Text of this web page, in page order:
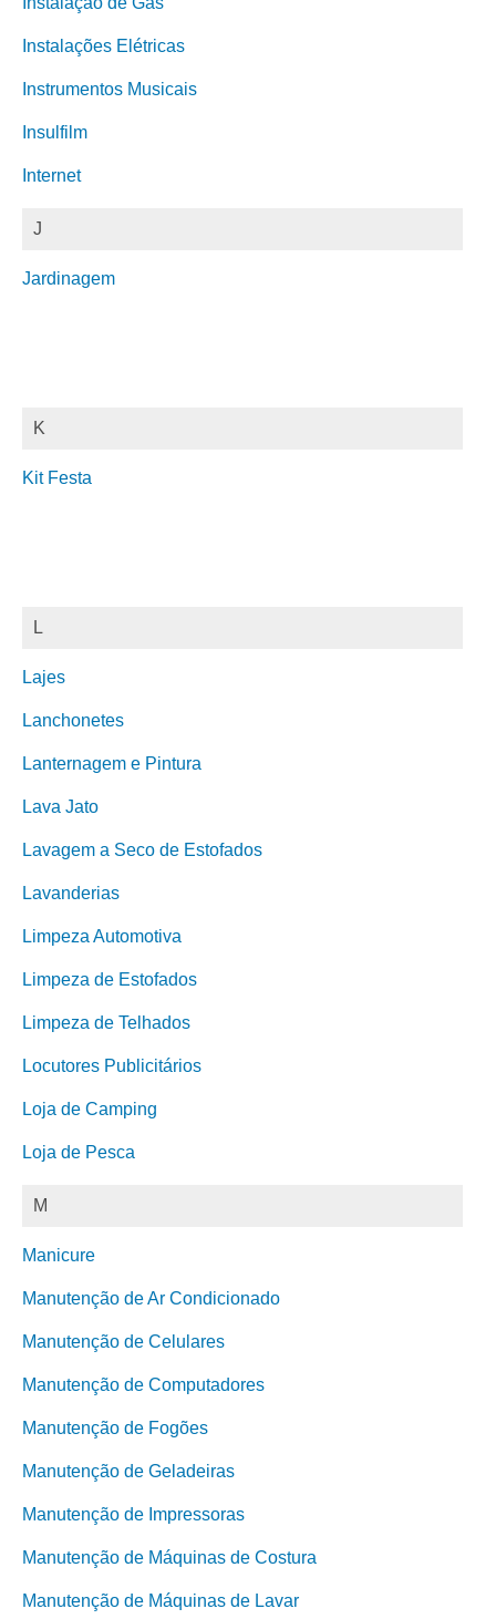
Instalações Elétricas
Instrumentos Musicais
Insulfilm
Internet
J
Jardinagem
K
Kit Festa
L
Lajes
Lanchonetes
Lanternagem e Pintura
Lava Jato
Lavagem a Seco de Estofados
Lavanderias
Limpeza Automotiva
Limpeza de Estofados
Limpeza de Telhados
Locutores Publicitários
Loja de Camping
Loja de Pesca
M
Manicure
Manutenção de Ar Condicionado
Manutenção de Celulares
Manutenção de Computadores
Manutenção de Fogões
Manutenção de Geladeiras
Manutenção de Impressoras
Manutenção de Máquinas de Costura
Manutenção de Máquinas de Lavar